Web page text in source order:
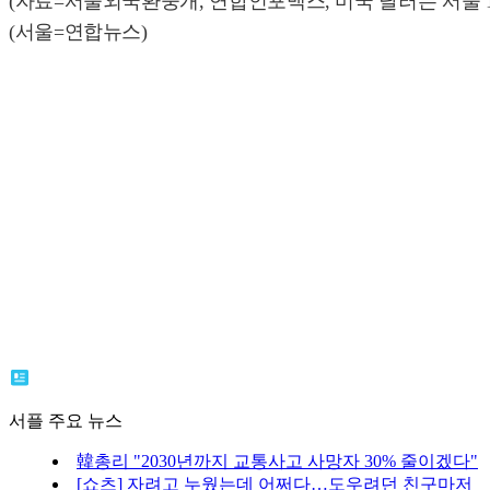
(서울=연합뉴스)
서플 주요 뉴스
韓총리 "2030년까지 교통사고 사망자 30% 줄이겠다"
[쇼츠] 자려고 누웠는데 어쩌다…도우려던 친구마저